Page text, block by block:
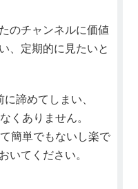
のチャンネルに価値
、定期的に見たいと
諦めてしまい、
くありません。
簡単でもないし楽で
いてください。